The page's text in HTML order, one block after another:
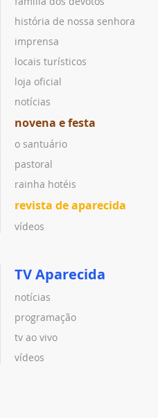
história de nossa senhora
imprensa
locais turísticos
loja oficial
notícias
novena e festa
o santuário
pastoral
rainha hotéis
revista de aparecida
vídeos
TV Aparecida
notícias
programação
tv ao vivo
vídeos